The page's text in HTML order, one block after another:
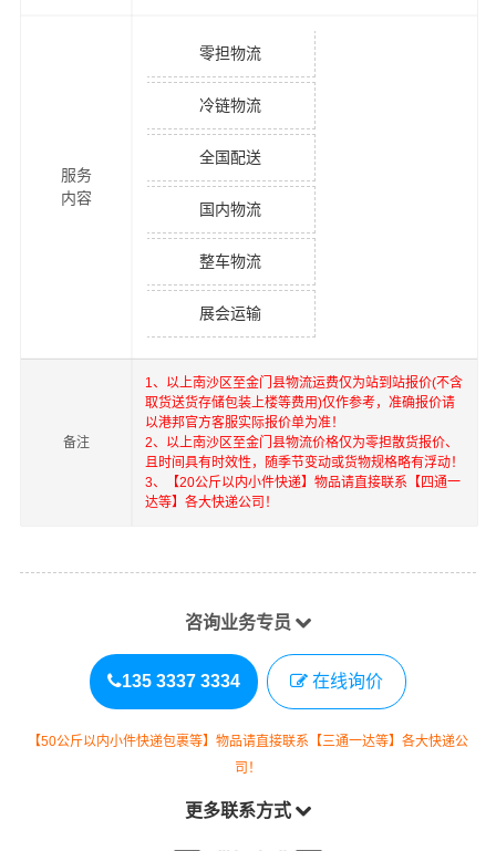
服务
内容
零担物流
冷链物流
全国配送
国内物流
整车物流
展会运输
备注
1、以上南沙区 至金门县物流运费仅为站到站报价(不含
取货送货存储包装上楼等费用)仅作参考，准确报价请
以港邦官方客服实际报价单为准！
2、以上南沙区 至金门县物流价格仅为零担散货报价、
且时间具有时效性，随季节变动或货物规格略有浮动！
3、【20公斤以内小件快递】物品请直接联系【四通一
达等】各大快递公司！
咨询业务专员
135 3337 3334 在线询价
【50公斤以内小件快递包裹等】物品请直接联系【三通一达等】各大快递公
司！
更多联系方式